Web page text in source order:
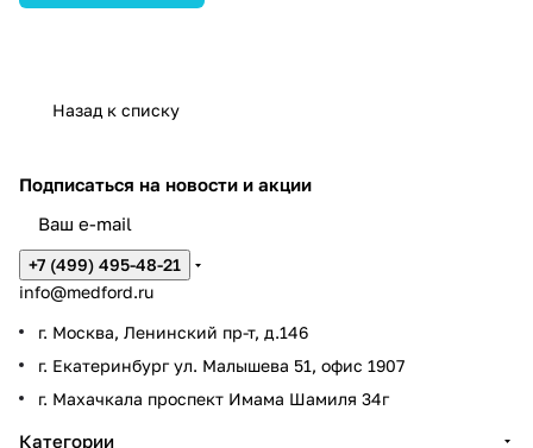
Назад к списку
Подписаться на новости и акции
+7 (499) 495-48-21
info@medford.ru
г. Москва, Ленинский пр-т, д.146
г. Екатеринбург ул. Малышева 51, офис 1907
г. Махачкала проспект Имама Шамиля 34г
Категории